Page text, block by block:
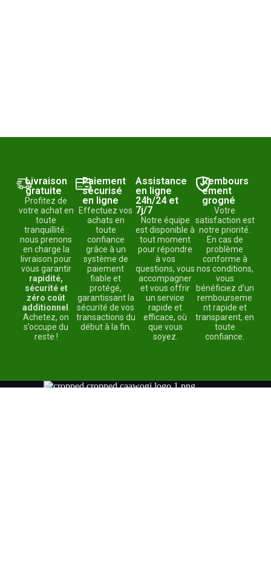
Livraison
gratuite
Profitez de
votre achat en
toute
tranquillité :
nous prenons
en charge la
livraison pour
vous garantir
rapidité,
sécurité et
zéro coût
additionnel .
Achetez, on
s’occupe du
reste !
Paiement
sécurisé
en ligne
Effectuez vos
achats en
toute
confiance
grâce à un
système de
paiement
fiable et
protégé,
garantissant la
sécurité de vos
transactions du
début à la fin.
Assistance
en ligne
24h/24 et
7j/7
Notre équipe
est disponible à
tout moment
pour répondre
à vos
questions, vous
accompagner
et vous offrir
un service
rapide et
efficace, où
que vous
soyez.
Rembours
ement
grogné
Votre
satisfaction est
notre priorité.
En cas de
problème
conforme à
nos conditions,
vous
bénéficiez d’un
rembourseme
nt rapide et
transparent, en
toute
confiance.